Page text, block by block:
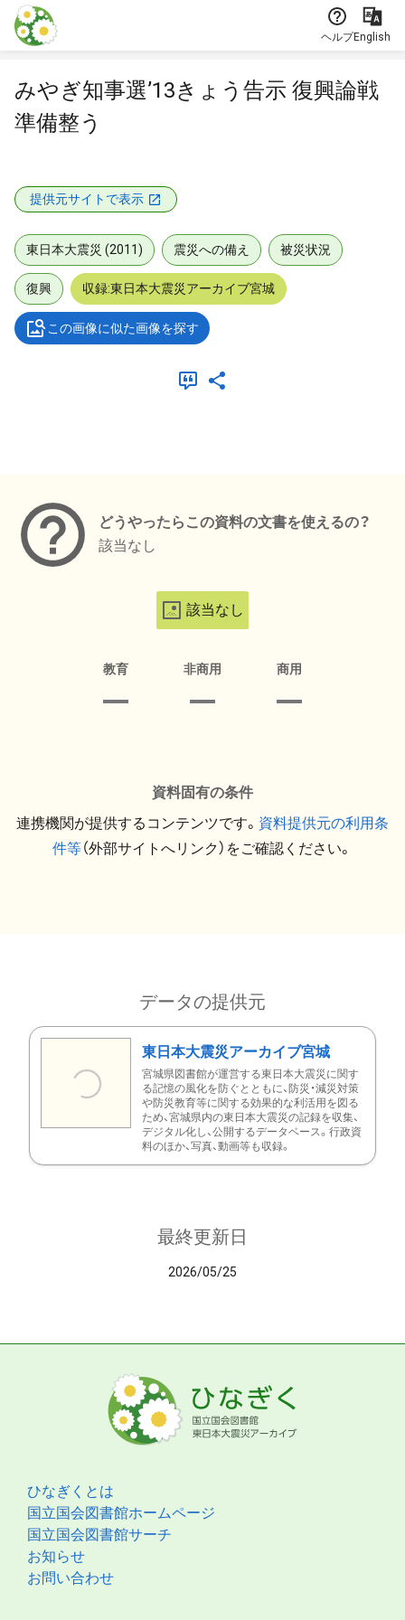
本文に飛ぶ
ヘルプEnglish
みやぎ知事選’13きょう告示 復興論戦
準備整う
提供元サイトで表示
東日本大震災 (2011) 震災への備え 被災状況
復興 収録:東日本大震災アーカイブ宮城
この画像に似た画像を探す
どうやったらこの資料の文書を使えるの？
該当なし
該当なし
教育 非商用 商用
資料固有の条件
連携機関が提供するコンテンツです。 資料提供元の利用条
件等（外部サイトへリンク）をご確認ください。
データの提供元
東日本大震災アーカイブ宮城
宮城県図書館が運営する東日本大震災に関す
る記憶の風化を防ぐとともに、防災・減災対策
や防災教育等に関する効果的な利活用を図る
ため、宮城県内の東日本大震災の記録を収集、
デジタル化し、公開するデータベース。行政資
料のほか、写真、動画等も収録。
最終更新日
2026/05/25
ひなぎくとは
国立国会図書館ホームページ
国立国会図書館サーチ
お知らせ
お問い合わせ